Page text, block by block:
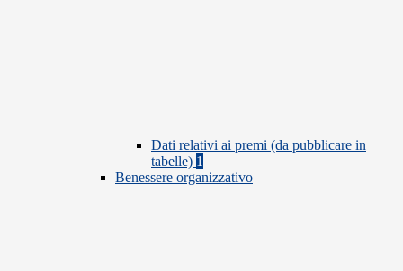
Dati relativi ai premi (da pubblicare in
tabelle) 1
Benessere organizzativo